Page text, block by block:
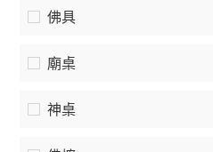
佛具
廟桌
神桌